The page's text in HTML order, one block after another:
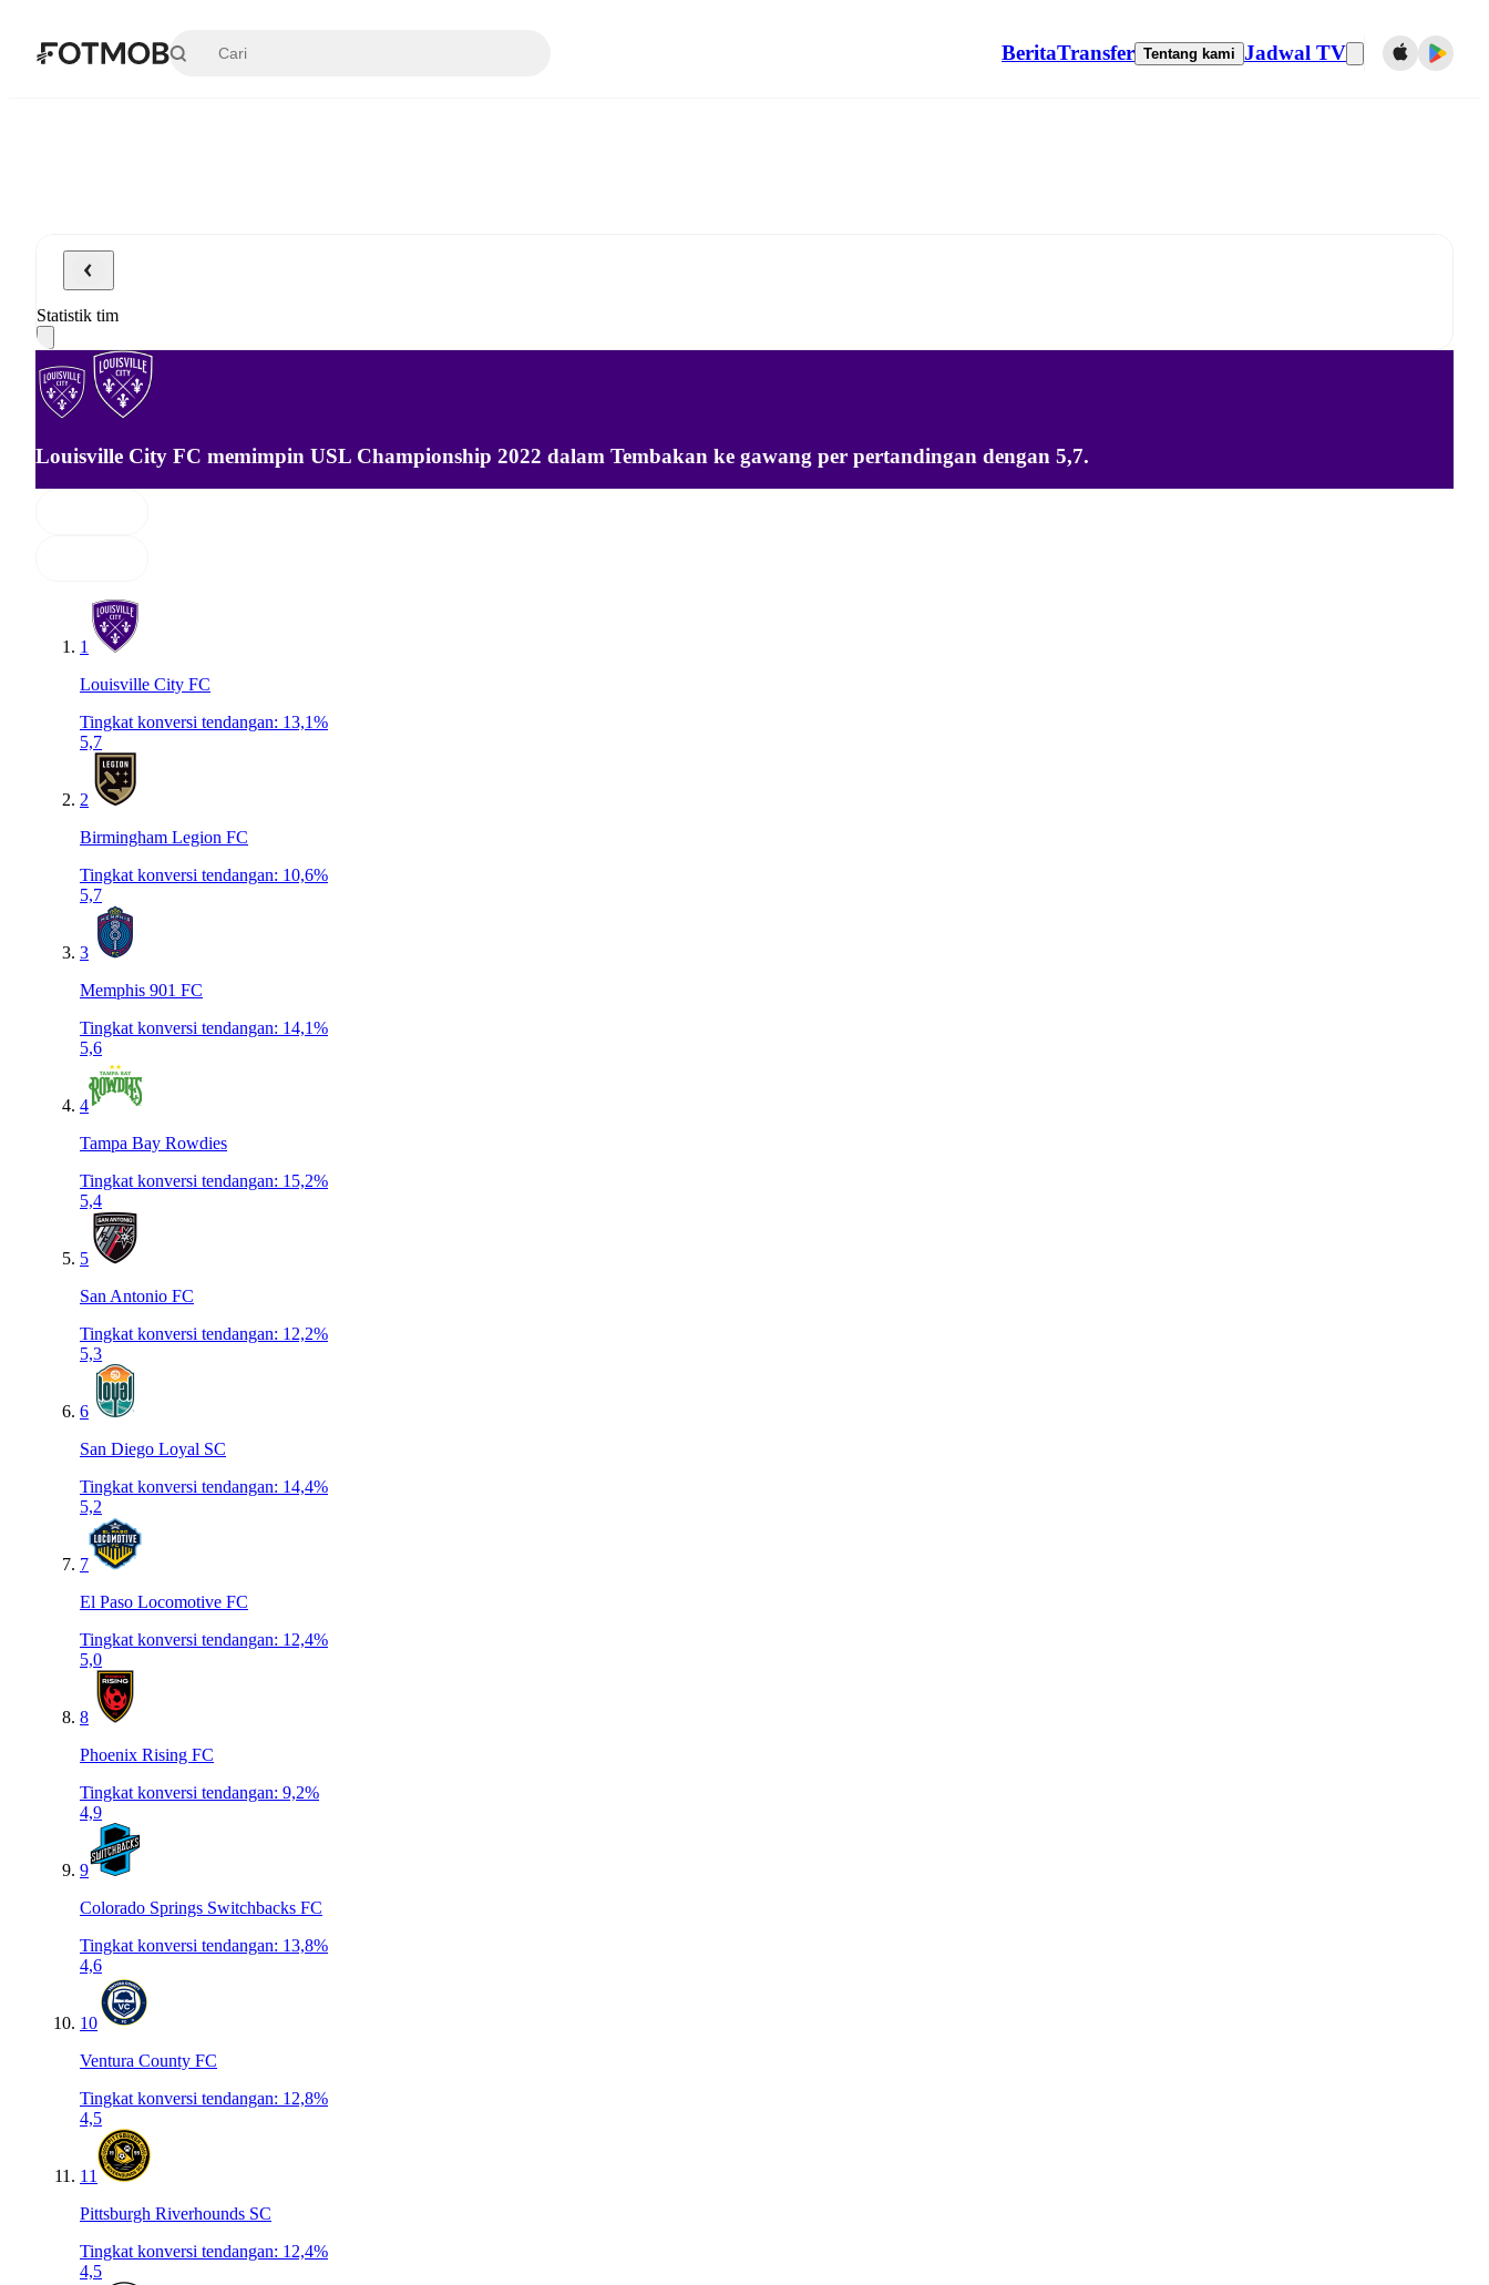
BeritaTransfer Tentang kami Jadwal TV
Statistik tim
Louisville City FC memimpin USL Championship 2022 dalam Tembakan ke gawang per pertandingan dengan 5,7.
1
Louisville City FC
Tingkat konversi tendangan: 13,1%
5,7
2
Birmingham Legion FC
Tingkat konversi tendangan: 10,6%
5,7
3
Memphis 901 FC
Tingkat konversi tendangan: 14,1%
5,6
4
Tampa Bay Rowdies
Tingkat konversi tendangan: 15,2%
5,4
5
San Antonio FC
Tingkat konversi tendangan: 12,2%
5,3
6
San Diego Loyal SC
Tingkat konversi tendangan: 14,4%
5,2
7
El Paso Locomotive FC
Tingkat konversi tendangan: 12,4%
5,0
8
Phoenix Rising FC
Tingkat konversi tendangan: 9,2%
4,9
9
Colorado Springs Switchbacks FC
Tingkat konversi tendangan: 13,8%
4,6
10
Ventura County FC
Tingkat konversi tendangan: 12,8%
4,5
11
Pittsburgh Riverhounds SC
Tingkat konversi tendangan: 12,4%
4,5